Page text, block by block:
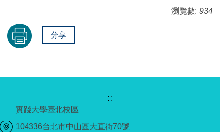
瀏覽數: 934
分享
:::
實踐大學臺北校區
104336台北市中山區大直街70號